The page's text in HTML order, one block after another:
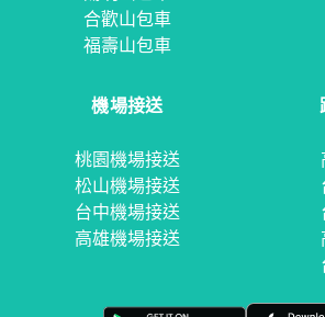
合歡山包車
福壽山包車
機場接送
桃園機場接送
松山機場接送
台中機場接送
高雄機場接送